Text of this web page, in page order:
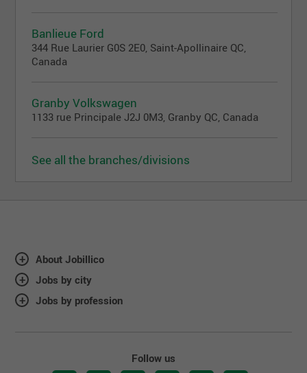
Banlieue Ford
344 Rue Laurier G0S 2E0, Saint-Apollinaire QC,
Canada
Granby Volkswagen
1133 rue Principale J2J 0M3, Granby QC, Canada
See all the branches/divisions
About Jobillico
Jobs by city
Jobs by profession
Follow us